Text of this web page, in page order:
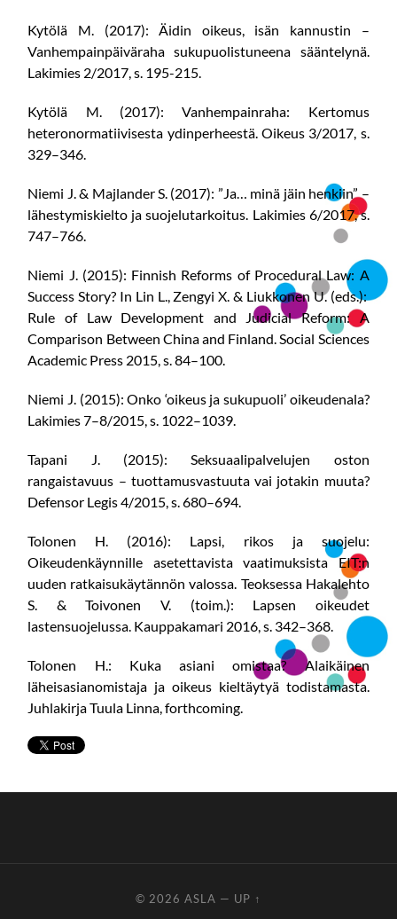
Kytölä M. (2017): Äidin oikeus, isän kannustin –
Vanhempainpäiväraha sukupuolistuneena sääntelynä.
Lakimies 2/2017, s. 195-215.
Kytölä M. (2017): Vanhempainraha: Kertomus
heteronormatiivisesta ydinperheestä. Oikeus 3/2017, s.
329–346.
Niemi J. & Majlander S. (2017): ”Ja… minä jäin henkiin” –
lähestymiskielto ja suojelutarkoitus. Lakimies 6/2017, s.
747–766.
Niemi J. (2015): Finnish Reforms of Procedural Law: A
Success Story? In Lin L., Zengyi X. & Liukkonen U. (eds.):
Rule of Law Development and Judicial Reform: A
Comparison Between China and Finland. Social Sciences
Academic Press 2015, s. 84–100.
Niemi J. (2015): Onko ‘oikeus ja sukupuoli’ oikeudenala?
Lakimies 7–8/2015, s. 1022–1039.
Tapani J. (2015): Seksuaalipalvelujen oston
rangaistavuus – tuottamusvastuuta vai jotakin muuta?
Defensor Legis 4/2015, s. 680–694.
Tolonen H. (2016): Lapsi, rikos ja suojelu:
Oikeudenkäynnille asetettavista vaatimuksista EIT:n
uuden ratkaisukäytännön valossa. Teoksessa Hakalehto
S. & Toivonen V. (toim.): Lapsen oikeudet
lastensuojelussa. Kauppakamari 2016, s. 342–368.
Tolonen H.: Kuka asiani omistaa? Alaikäinen
läheisasianomistaja ja oikeus kieltäytyä todistamasta.
Juhlakirja Tuula Linna, forthcoming.
© 2026 ASLA — UP ↑